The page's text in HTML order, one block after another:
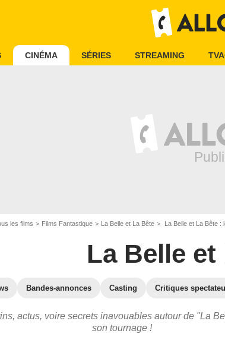
CINÉMA SÉRIES STREAMING
les films Films Fantastique La Belle et La Bête La Belle et La Bête
La Belle et
Bandes-annonces Casting Critiques
actus, voire secrets inavouables autour de "La
son tournage !